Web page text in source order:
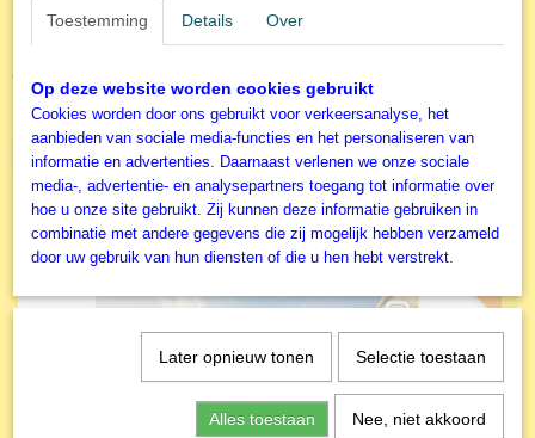
€ 19,99
Op voorraad
IN WINKELWAGEN
NIEUW
Toestemming Details Over
Op deze website worden cookies gebruikt
Cookies worden door ons gebruikt voor verkeersanalyse, het
aanbieden van sociale media-functies en het personaliseren van
informatie en advertenties. Daarnaast verlenen we onze sociale
media-, advertentie- en analysepartners toegang tot informatie over
hoe u onze site gebruikt. Zij kunnen deze informatie gebruiken in
combinatie met andere gegevens die zij mogelijk hebben verzameld
door uw gebruik van hun diensten of die u hen hebt verstrekt.
Later opnieuw tonen Selectie toestaan
Alles toestaan Nee, niet akkoord